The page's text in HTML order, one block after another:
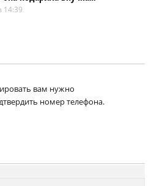
14:39
вам нужно
номер телефона.